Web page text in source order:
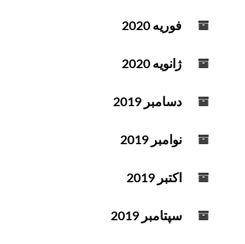
فوریه 2020
ژانویه 2020
دسامبر 2019
نوامبر 2019
اکتبر 2019
سپتامبر 2019